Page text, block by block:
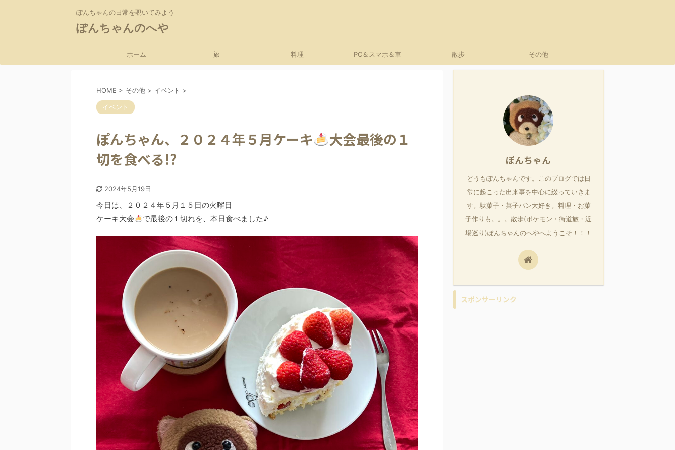
ぽんちゃんの日常を覗いてみよう
ぽんちゃんのへや
ホーム 旅 料理 PC＆スマホ＆車 散歩 その他
HOME > その他 > イベント >
イベント
ぽんちゃん、２０２４年５月ケーキ
大会最後の１
切を食べる!?
2024年5月19日
今日は、２０２４年５月１５日の火曜日
ケーキ大会
で最後の１切れを、本日食べました♪
ぽんちゃん
どうもぽんちゃんです。このブログでは日
常に起こった出来事を中心に綴っていきま
す。駄菓子・菓子パン大好き。料理・お菓
子作りも。。。散歩(ポケモン・街道旅・近
場巡り)ぽんちゃんのへやへようこそ！！！
スポンサーリンク